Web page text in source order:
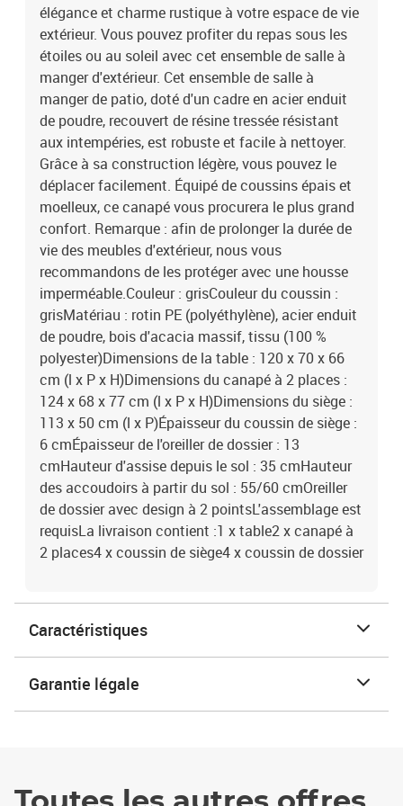
élégance et charme rustique à votre espace de vie
extérieur. Vous pouvez profiter du repas sous les
étoiles ou au soleil avec cet ensemble de salle à
manger d'extérieur. Cet ensemble de salle à
manger de patio, doté d'un cadre en acier enduit
de poudre, recouvert de résine tressée résistant
aux intempéries, est robuste et facile à nettoyer.
Grâce à sa construction légère, vous pouvez le
déplacer facilement. Équipé de coussins épais et
moelleux, ce canapé vous procurera le plus grand
confort. Remarque : afin de prolonger la durée de
vie des meubles d'extérieur, nous vous
recommandons de les protéger avec une housse
imperméable.Couleur : grisCouleur du coussin :
grisMatériau : rotin PE (polyéthylène), acier enduit
de poudre, bois d'acacia massif, tissu (100 %
polyester)Dimensions de la table : 120 x 70 x 66
cm (l x P x H)Dimensions du canapé à 2 places :
124 x 68 x 77 cm (l x P x H)Dimensions du siège :
113 x 50 cm (l x P)Épaisseur du coussin de siège :
6 cmÉpaisseur de l'oreiller de dossier : 13
cmHauteur d'assise depuis le sol : 35 cmHauteur
des accoudoirs à partir du sol : 55/60 cmOreiller
de dossier avec design à 2 pointsL'assemblage est
requisLa livraison contient :1 x table2 x canapé à
2 places4 x coussin de siège4 x coussin de dossier
Caractéristiques
Garantie légale